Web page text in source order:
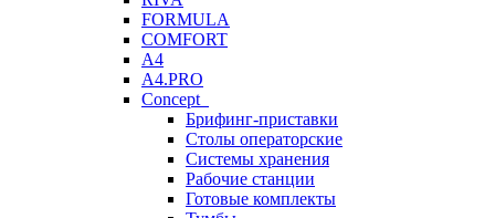
FORMULA
COMFORT
A4
A4.PRO
Concept
Брифинг-приставки
Столы операторские
Системы хранения
Рабочие станции
Готовые комплекты